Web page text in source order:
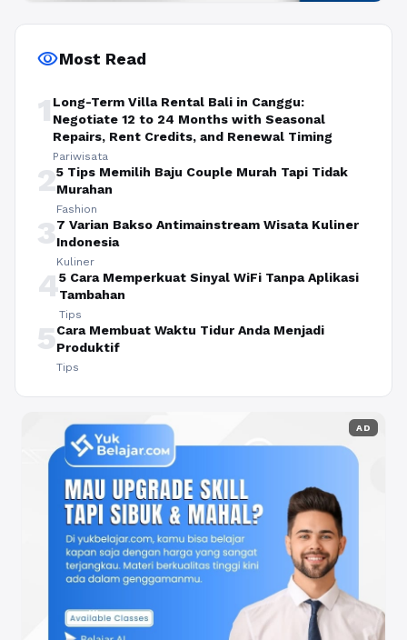
visibilityMost Read
1 Long-Term Villa Rental Bali in Canggu:
Negotiate 12 to 24 Months with Seasonal
Repairs, Rent Credits, and Renewal Timing
Pariwisata
25 Tips Memilih Baju Couple Murah Tapi Tidak
Murahan
Fashion
37 Varian Bakso Antimainstream Wisata Kuliner
Indonesia
Kuliner
45 Cara Memperkuat Sinyal WiFi Tanpa Aplikasi
Tambahan
Tips
5Cara Membuat Waktu Tidur Anda Menjadi
Produktif
Tips
AD